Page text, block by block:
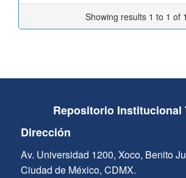
Showing results 1 to 1 of 1
Repositorio Institucional
Dirección
Av. Universidad 1200, Xoco, Benito
Ciudad de México, CDMX.